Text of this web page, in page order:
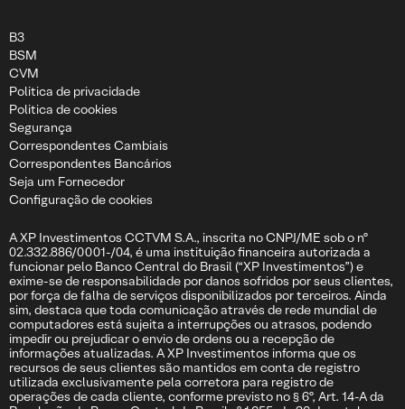
B3
BSM
CVM
Politica de privacidade
Politica de cookies
Segurança
Correspondentes Cambiais
Correspondentes Bancários
Seja um Fornecedor
Configuração de cookies
A XP Investimentos CCTVM S.A., inscrita no CNPJ/ME sob o nº
02.332.886/0001-/04, é uma instituição financeira autorizada a
funcionar pelo Banco Central do Brasil (“XP Investimentos”) e
exime-se de responsabilidade por danos sofridos por seus clientes,
por força de falha de serviços disponibilizados por terceiros. Ainda
sim, destaca que toda comunicação através de rede mundial de
computadores está sujeita a interrupções ou atrasos, podendo
impedir ou prejudicar o envio de ordens ou a recepção de
informações atualizadas. A XP Investimentos informa que os
recursos de seus clientes são mantidos em conta de registro
utilizada exclusivamente pela corretora para registro de
operações de cada cliente, conforme previsto no § 6º, Art. 14-A da